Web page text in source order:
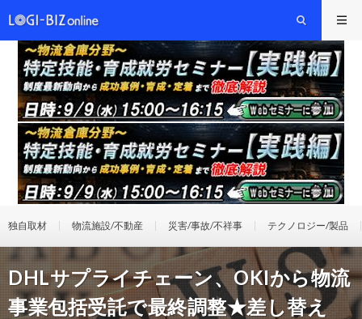
独自取材 物流施設/不動産 災害/事故/不祥事 テクノロジー/製品
DHLサプライチェーン、OKIから物流
事業包括受託で最終調整★差し替え